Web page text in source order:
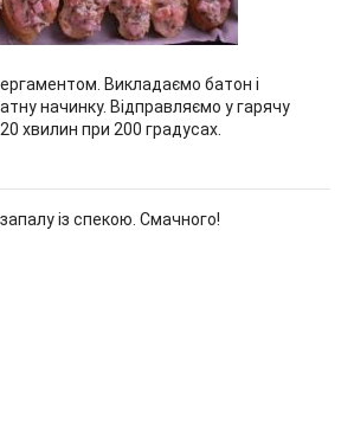
Викладаємо батон і
начинку. Відправляємо у гарячу
хвилин при 200 градусах.
із спекою. Смачного!